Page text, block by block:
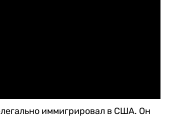
иммигрировал в США. Он